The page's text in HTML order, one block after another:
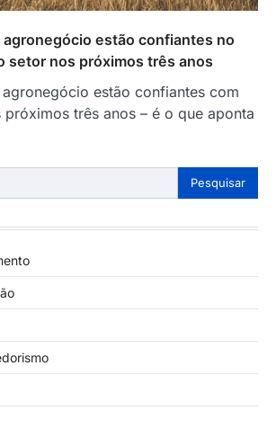
agronegócio estão confiantes no
setor nos próximos três anos
estão confiantes com
três anos – é o que aponta